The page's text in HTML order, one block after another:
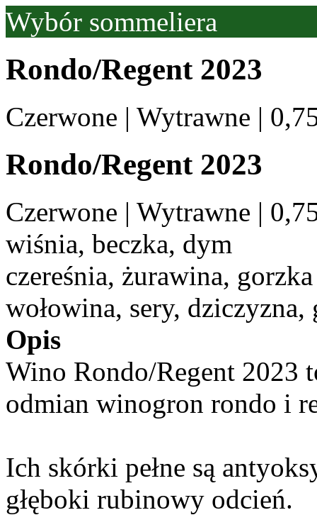
Wybór sommeliera
Rondo/Regent 2023
Czerwone | Wytrawne |
Rondo/Regent 2023
Czerwone | Wytrawne |
wiśnia, beczka, dym
czereśnia, żurawina,
wołowina, sery,
Opis
Wino Rondo/Regent 2023
odmian winogron rondo i
Ich skórki pełne są
głęboki rubinowy odcień.